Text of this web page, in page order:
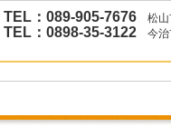
TEL：089-905-7676松山
TEL：0898-35-3122今治